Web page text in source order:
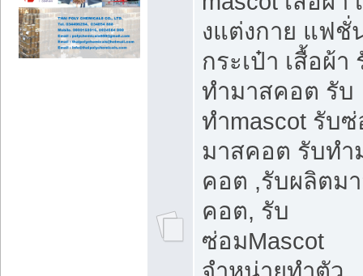
งแต่งกาย แฟชั่
กระเป๋า เสื้อผ้า
ทำมาสคอต รับ
ทำmascot รับ
มาสคอต รับทำ
คอต ,รับผลิตม
คอต, รับ
ซ่อมMascot